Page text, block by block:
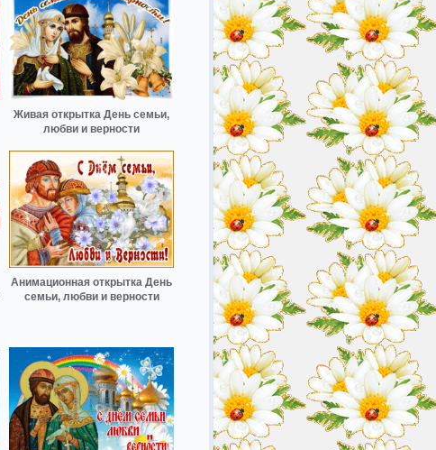
Живая открытка День семьи,
любви и верности
Анимационная открытка День
семьи, любви и верности